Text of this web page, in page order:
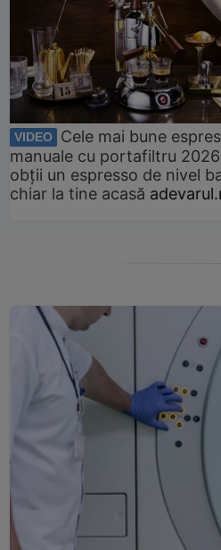
VIDEO
Cele mai bune
manuale cu portafiltru
obții un espresso de nivel
chiar la tine acasă